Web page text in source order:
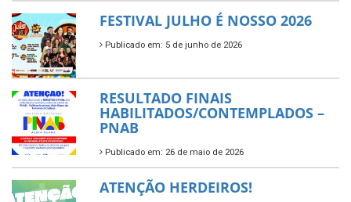
FESTIVAL JULHO É NOSSO 2026
Publicado em: 5 de junho de 2026
RESULTADO FINAIS
HABILITADOS/CONTEMPLADOS –
PNAB
Publicado em: 26 de maio de 2026
ATENÇÃO HERDEIROS!